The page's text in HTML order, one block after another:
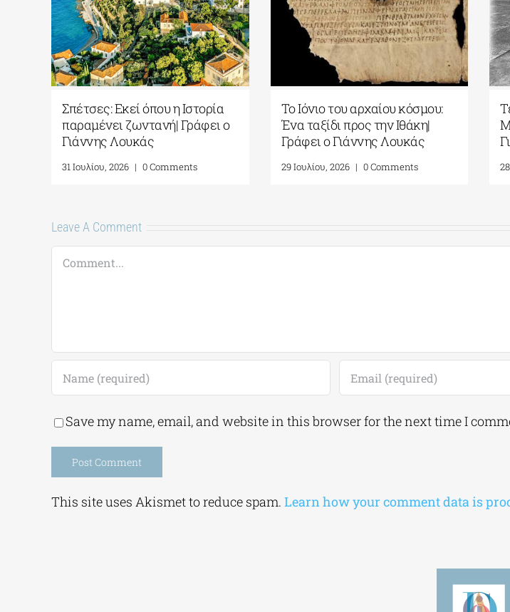
Σπέτσες: Εκεί όπου η Ιστορία
παραμένει ζωντανή| Γράφει ο
Γιάννης Λουκάς
31 Ιουλίου, 2026 | 0 Comments
Το Ιόνιο του αρχαίου κόσμου:
Ένα ταξίδι προς την Ιθάκη|
Γράφει ο Γιάννης Λουκάς
29 Ιουλίου, 2026 | 0 Comments
Leave A Comment
Comment
Save my name, email, and website in this browser for the next time I
This site uses Akismet to reduce spam. Learn how your comment data is